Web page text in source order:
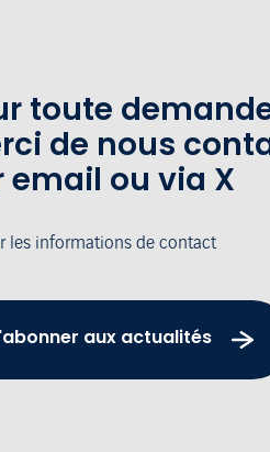
toute
de nous
email ou via X
les informations de contact
aux actualités